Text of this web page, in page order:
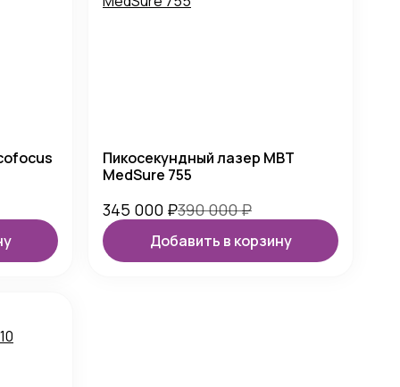
Пикосекундный лазер MBT
MedSure 755
345 000 ₽390 000₽
Добавить в корзину